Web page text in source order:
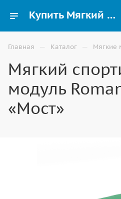
Купить Мягкий спортивный модуль Romana «Мост» по низким ценам в Ростове-на-Дону
Главная — Каталог — Мягкие
Мягкий
модуль
«Мост»